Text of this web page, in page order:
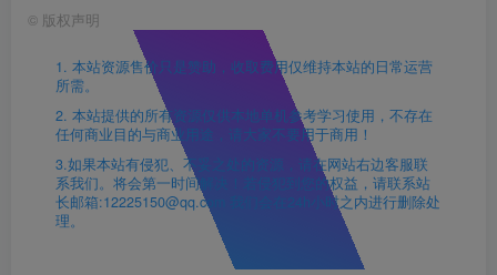
© 版权声明
1. 本站资源售价只是赞助，收取费用仅维持本站的日常运营
所需。
2. 本站提供的所有资源仅供本地单机参考学习使用，不存在
任何商业目的与商业用途，请大家不要用于商用！
3.如果本站有侵犯、不妥之处的资源，请在网站右边客服联
系我们。将会第一时间解决！若侵犯到您的权益，请联系站
长邮箱:12225150@qq.com 我们会在24h小时之内进行删除处
理。